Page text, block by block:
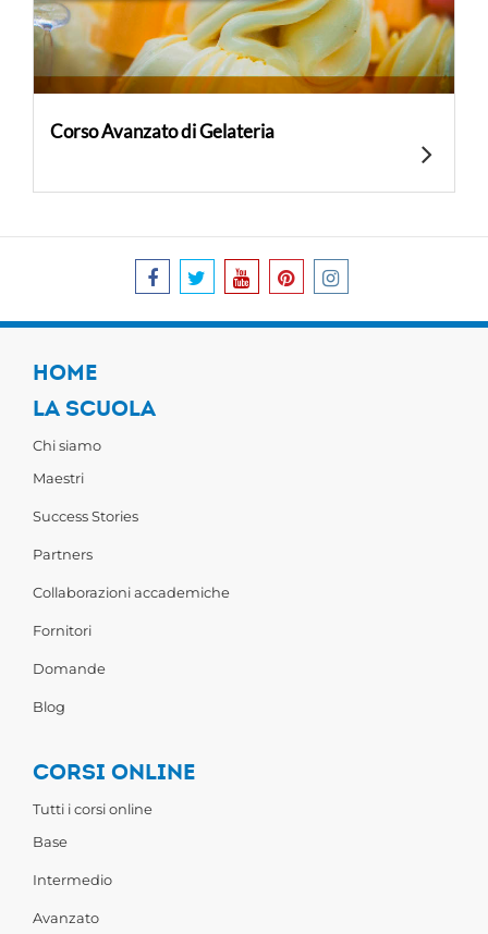
Corso Avanzato di Gelateria
HOME
LA SCUOLA
Chi siamo
Maestri
Success Stories
Partners
Collaborazioni accademiche
Fornitori
Domande
Blog
CORSI ONLINE
Tutti i corsi online
Base
Intermedio
Avanzato